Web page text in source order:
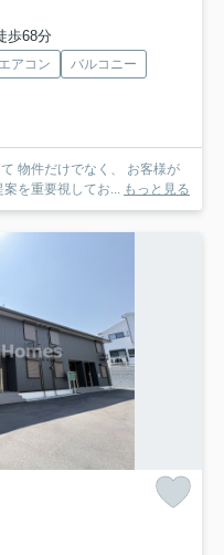
歩68分
エアコン
バルコニー
物件だけでなく、 お客様が
を重要視してお... もっと見る